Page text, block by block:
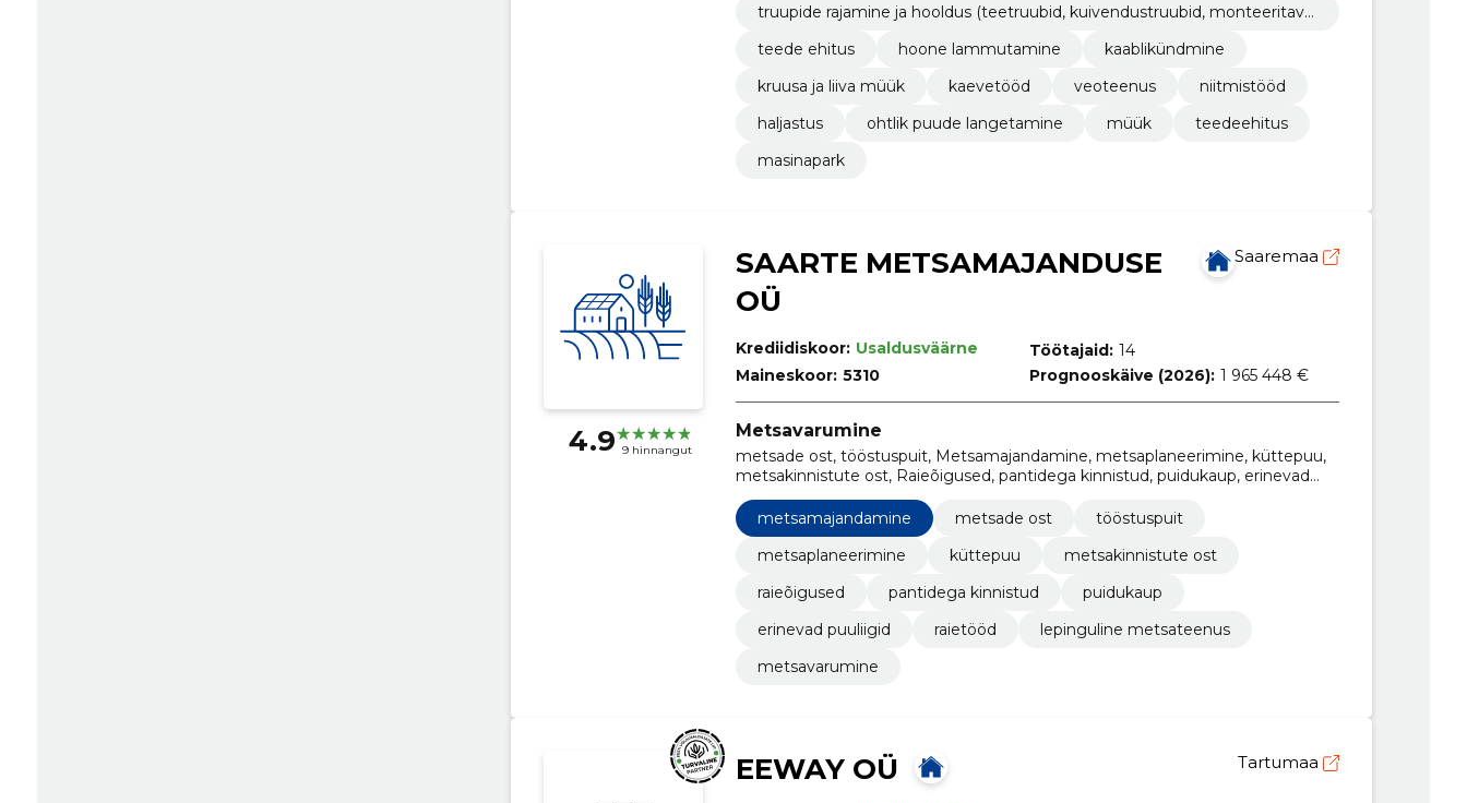
truupide rajamine ja hooldus (teetruubid, kuivendustruubid, monteeritava
teede ehitus
hoone lammutamine
kaablikündmine
kruusa ja liiva müük
kaevetööd veoteenus
niitmistööd
haljastus
ohtlik puude langetamine müük
teedeehitus
masinapark
4.9 9 hinnangut
SAARTE METSAMAJANDUSE
OÜ
Saaremaa
Krediidiskoor: Usaldusväärne
Maineskoor: 5310
Töötajaid: 14
Prognooskäive (2026): 1 965 448 €
Metsavarumine
metsade ost, tööstuspuit, Metsamajandamine, metsaplaneerimine, küttepuu,
metsakinnistute ost, Raieõigused, pantidega kinnistud, puidukaup, erinevad
puuliigid
metsamajandamine
metsade ost
tööstuspuit
metsaplaneerimine
küttepuu
metsakinnistute ost
raieõigused
pantidega kinnistud
puidukaup
erinevad puuliigid
raietööd
lepinguline metsateenus
metsavarumine
EEWAY OÜ Tartumaa